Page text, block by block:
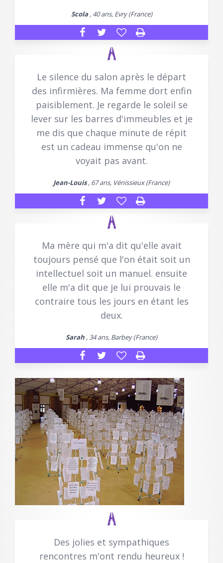
Scola, 40 ans, Evry (France)
Le silence du salon après le départ
des infirmières. Ma femme dort enfin
paisiblement. Je regarde le soleil se
lever sur les barres d'immeubles et je
me dis que chaque minute de répit
est un cadeau immense qu'on ne
voyait pas avant.
Jean-Louis, 67 ans, Vénissieux (France)
Ma mère qui m'a dit qu'elle avait
toujours pensé que l'on était soit un
intellectuel soit un manuel. ensuite
elle m'a dit que je lui prouvais le
contraire tous les jours en étant les
deux.
Sarah , 34 ans, Barbey (France)
Des jolies et sympathiques
rencontres m'ont rendu heureux !